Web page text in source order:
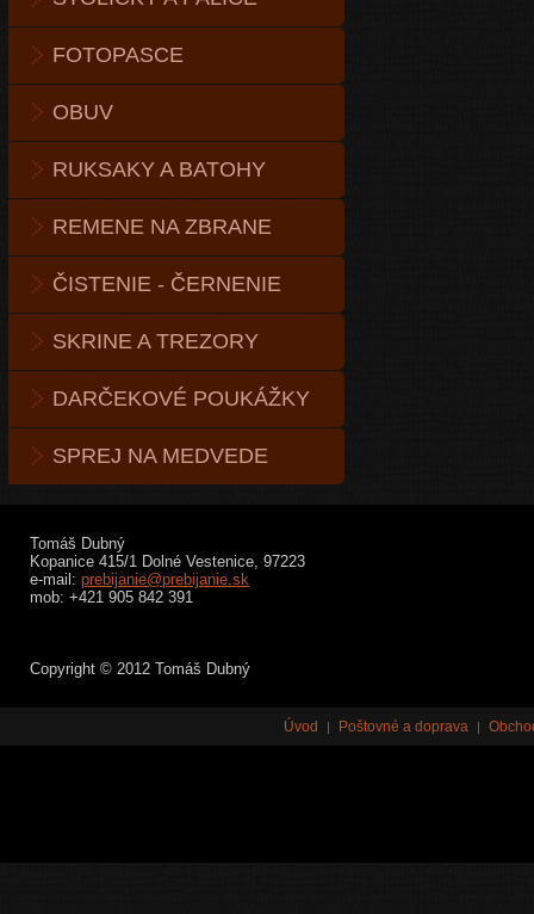
FOTOPASCE
OBUV
RUKSAKY A BATOHY
REMENE NA ZBRANE
ČISTENIE - ČERNENIE
SKRINE A TREZORY
DARČEKOVÉ POUKÁŽKY
SPREJ NA MEDVEDE
Tomáš Dubný
Kopanice 415/1 Dolné Vestenice, 97223
e-mail: prebijanie@prebijanie.sk
mob: +421 905 842 391
Copyright © 2012 Tomáš Dubný
Úvod | Poštovné a doprava |